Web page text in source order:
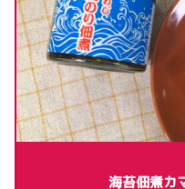
海苔佃煮カ